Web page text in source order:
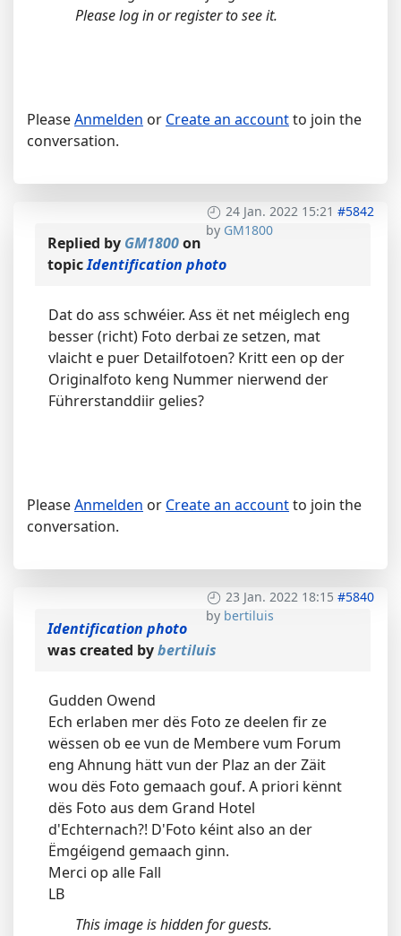
Please log in or register to see it.
PleaseAnmelden or Create an accountto join the
conversation.
24 Jan. 2022 15:21 #5842
by GM1800
Replied by GM1800on
topicIdentification photo
Dat do ass schwéier. Ass ët net méiglech eng
besser (richt) Foto derbai ze setzen, mat
vlaicht e puer Detailfotoen? Kritt een op der
Originalfoto keng Nummer nierwend der
Führerstanddiir gelies?
PleaseAnmelden or Create an accountto join the
conversation.
23 Jan. 2022 18:15 #5840
by bertiluis
Identification photo
was created bybertiluis
Gudden Owend
Ech erlaben mer dës Foto ze deelen fir ze
wëssen ob ee vun de Membere vum Forum
eng Ahnung hätt vun der Plaz an der Zäit
wou dës Foto gemaach gouf. A priori kënnt
dës Foto aus dem Grand Hotel
d'Echternach?! D'Foto kéint also an der
Ëmgéigend gemaach ginn.
Merci op alle Fall
LB
This image is hidden for guests.